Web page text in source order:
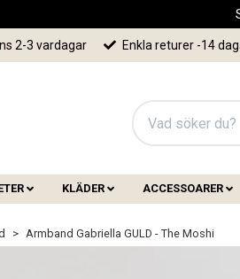
2-3 vardagar Enkla returer -14
KLÄDER ACCESSOARER
Armband Gabriella GULD - The Moshi